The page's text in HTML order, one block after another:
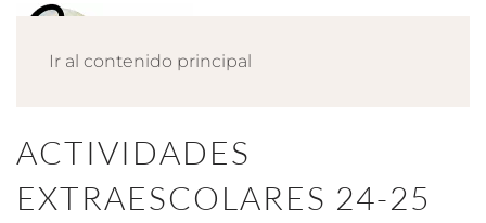
Ir al contenido principal
ACTIVIDADES
EXTRAESCOLARES 24-25